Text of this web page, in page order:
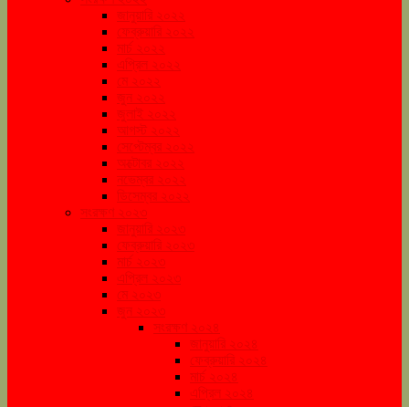
জানুয়ারি ২০২২
ফেব্রুয়ারি ২০২২
মার্চ ২০২২
এপ্রিল ২০২২
মে ২০২২
জুন ২০২২
জুলাই ২০২২
আগস্ট ২০২২
সেপ্টেম্বর ২০২২
অক্টোবর ২০২২
নভেম্বর ২০২২
ডিসেম্বর ২০২২
সংরক্ষণ ২০২৩
জানুয়ারি ২০২৩
ফেব্রুয়ারি ২০২৩
মার্চ ২০২৩
এপ্রিল ২০২৩
মে ২০২৩
জুন ২০২৩
সংরক্ষণ ২০২৪
জানুয়ারি ২০২৪
ফেব্রুয়ারি ২০২৪
মার্চ ২০২৪
এপ্রিল ২০২৪